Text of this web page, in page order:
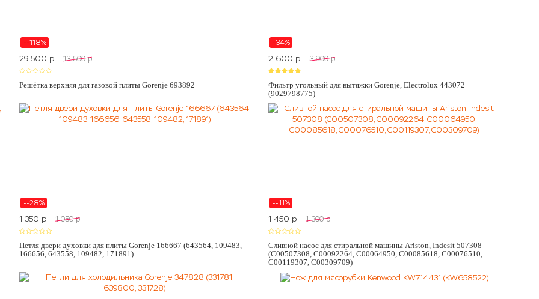
--118%
29 500 p 13 500 p
Решётка верхняя для газовой плиты Gorenje 693892
-34%
2 600 p 3 900 p
Фильтр угольный для вытяжки Gorenje, Electrolux 443072
(9029798775)
--28%
1 350 p 1 050 p
Петля двери духовки для плиты Gorenje 166667 (643564, 109483,
166656, 643558, 109482, 171891)
--11%
1 450 p 1 300 p
Сливной насос для стиральной машины Ariston, Indesit 507308
(C00507308, C00092264, C00064950, C00085618, C00076510,
C00119307, C00309709)